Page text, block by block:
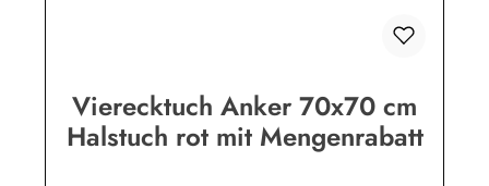
Vierecktuch Anker 70x70 cm
Halstuch rot mit Mengenrabatt